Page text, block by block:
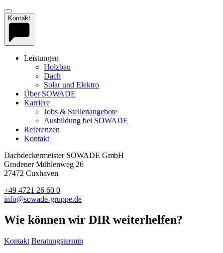
Kontakt
Leistungen
Holzbau
Dach
Solar und Elektro
Über SOWADE
Karriere
Jobs & Stellenangebote
Ausbildung bei SOWADE
Referenzen
Kontakt
Dachdeckermeister SOWADE GmbH
Grodener Mühlenweg 26
27472 Cuxhaven
+49 4721 26 60 0
info@sowade-gruppe.de
Wie können wir DIR weiter­helfen?
Kontakt Beratungstermin